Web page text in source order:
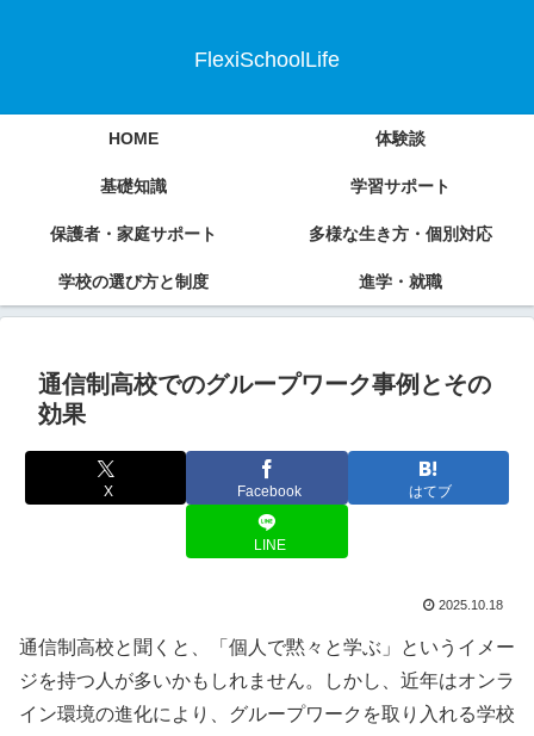
FlexiSchoolLife
HOME 体験談
基礎知識 学習サポート
保護者・家庭サポート 多様な生き方・個別対応
学校の選び方と制度 進学・就職
通信制高校でのグループワーク事例とその
効果
X Facebook はてブ
LINE
2025.10.18
通信制高校と聞くと、「個人で黙々と学ぶ」というイメー
ジを持つ人が多いかもしれません。しかし、近年はオンラ
イン環境の進化により、グループワークを取り入れる学校